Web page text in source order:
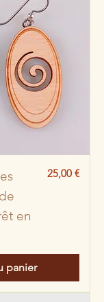
en
Prix
25,00 €
panier